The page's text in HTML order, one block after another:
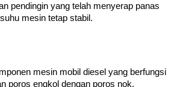
pendingin yang telah menyerap panas
mesin tetap stabil.
mesin mobil diesel yang berfungsi
poros engkol dengan poros nok.